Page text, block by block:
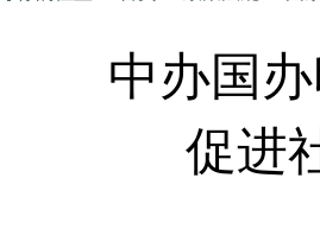
中办国
促进